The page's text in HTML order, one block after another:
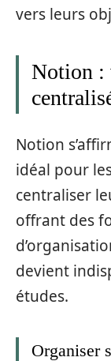
vers leurs
Notion :
Notion
idéal pour
centraliser
offrant des
devient
études.
Organiser